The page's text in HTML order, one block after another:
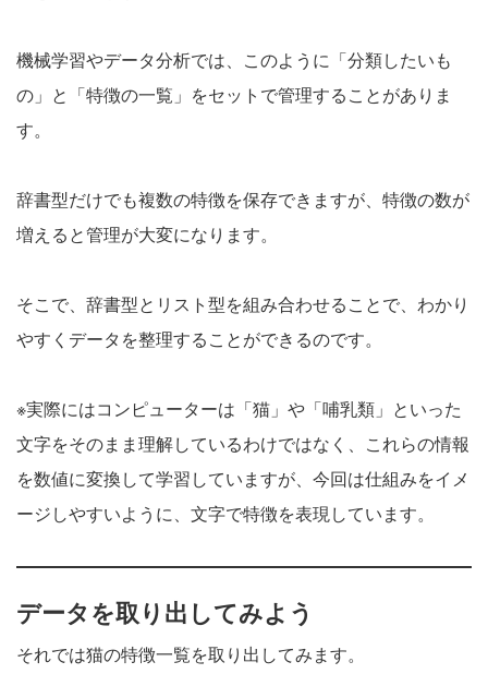
機械学習やデータ分析では、このように「分類したいも
の」と「特徴の一覧」をセットで管理することがありま
す。
辞書型だけでも複数の特徴を保存できますが、特徴の数が
増えると管理が大変になります。
そこで、辞書型とリスト型を組み合わせることで、わかり
やすくデータを整理することができるのです。
※実際にはコンピューターは「猫」や「哺乳類」といった
文字をそのまま理解しているわけではなく、これらの情報
を数値に変換して学習していますが、今回は仕組みをイメ
ージしやすいように、文字で特徴を表現しています。
データを取り出してみよう
それでは猫の特徴一覧を取り出してみます。